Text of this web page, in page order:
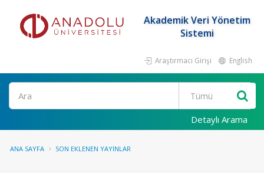
Akademik Veri Yönetim
Sistemi
Araştırmacı Girişi English
Ara
Detaylı Arama
ANA SAYFA SON EKLENEN YAYINLAR